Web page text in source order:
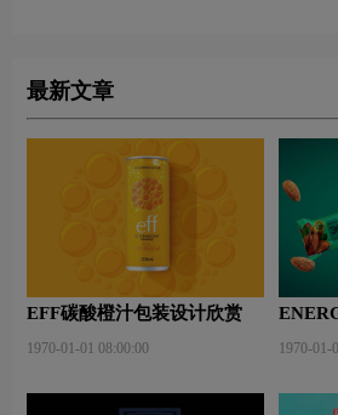
最新文章
EFF碳酸橙汁包装设计欣赏
1970-01-01 08:00:00 1970-01-